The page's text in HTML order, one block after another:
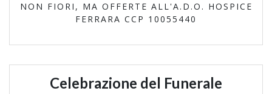
NON FIORI, MA OFFERTE ALL'A.D.O. HOSPICE
FERRARA CCP 10055440
Celebrazione del Funerale